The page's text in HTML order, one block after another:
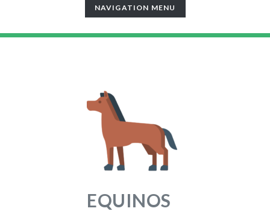
TOGGLE
NAVIGATION
NAVIGATION MENU
EQUINOS